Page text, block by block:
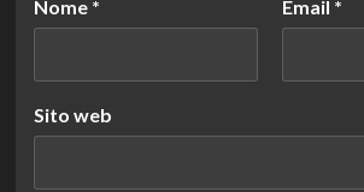
Nome * Email *
Sito web